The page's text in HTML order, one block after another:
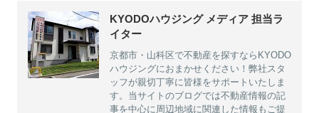
KYODOハウジング メディア 担当ラ
イター
京都市・山科区で不動産を探すならKYODO
ハウジングにおまかせください！弊社スタ
ッフが親切丁寧に皆様をサポートいたしま
す。当サイトのブログでは不動産情報の記
事を中心に周辺地域に関連した情報もご提